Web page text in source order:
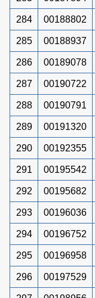
284 00188802
285 00188937
286 00189078
287 00190722
288 00190791
289 00191320
290 00192355
291 00195542
292 00195682
293 00196036
294 00196752
295 00196958
296 00197529